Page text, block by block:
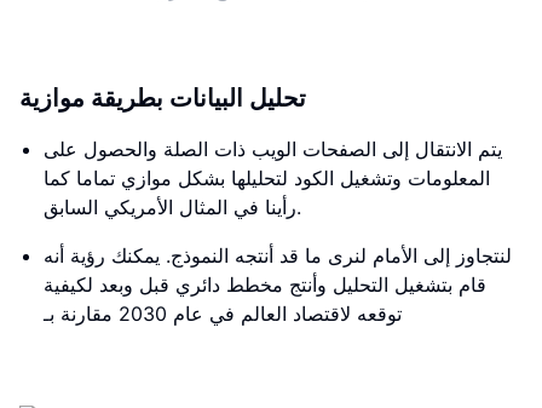
تحليل البيانات بطريقة موازية
يتم الانتقال إلى الصفحات الويب ذات الصلة والحصول على
المعلومات وتشغيل الكود لتحليلها بشكل موازي تماما كما
رأينا في المثال الأمريكي السابق.
لنتجاوز إلى الأمام لنرى ما قد أنتجه النموذج. يمكنك رؤية أنه
قام بتشغيل التحليل وأنتج مخطط دائري قبل وبعد لكيفية
توقعه لاقتصاد العالم في عام 2030 مقارنة بـ